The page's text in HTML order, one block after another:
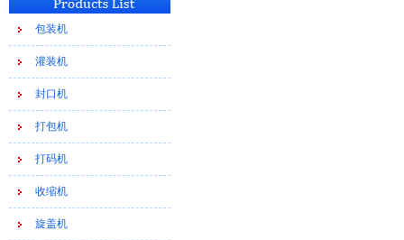
包装机
灌装机
封口机
打包机
打码机
收缩机
旋盖机